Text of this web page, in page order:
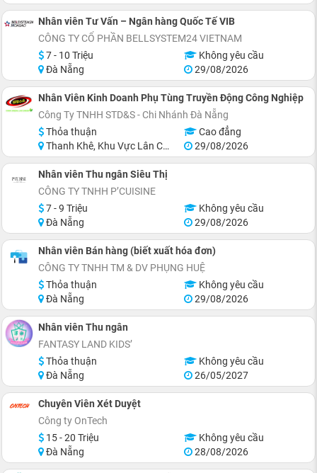
Nhân viên Tư Vấn – Ngân hàng Quốc Tế VIB
CÔNG TY CỔ PHẦN BELLSYSTEM24 VIETNAM
7 - 10 Triệu
Không yêu cầu
Đà Nẵng
29/08/2026
Nhân Viên Kinh Doanh Phụ Tùng Truyền Động Công Nghiệp
Công Ty TNHH STD&S - Chi Nhánh Đà Nẵng
Thỏa thuận
Cao đẳng
Thanh Khê, Khu Vực Lân Cận Đà Nẵng
29/08/2026
Nhân viên Thu ngân Siêu Thị
CÔNG TY TNHH P’CUISINE
7 - 9 Triệu
Không yêu cầu
Đà Nẵng
29/08/2026
Nhân viên Bán hàng (biết xuất hóa đơn)
CÔNG TY TNHH TM & DV PHỤNG HUỆ
Thỏa thuận
Không yêu cầu
Đà Nẵng
29/08/2026
Nhân viên Thu ngân
FANTASY LAND KIDS’
Thỏa thuận
Không yêu cầu
Đà Nẵng
26/05/2027
Chuyên Viên Xét Duyệt
Công ty OnTech
15 - 20 Triệu
Không yêu cầu
Đà Nẵng
28/08/2026